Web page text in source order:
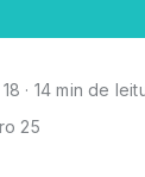
· 14 min de
25